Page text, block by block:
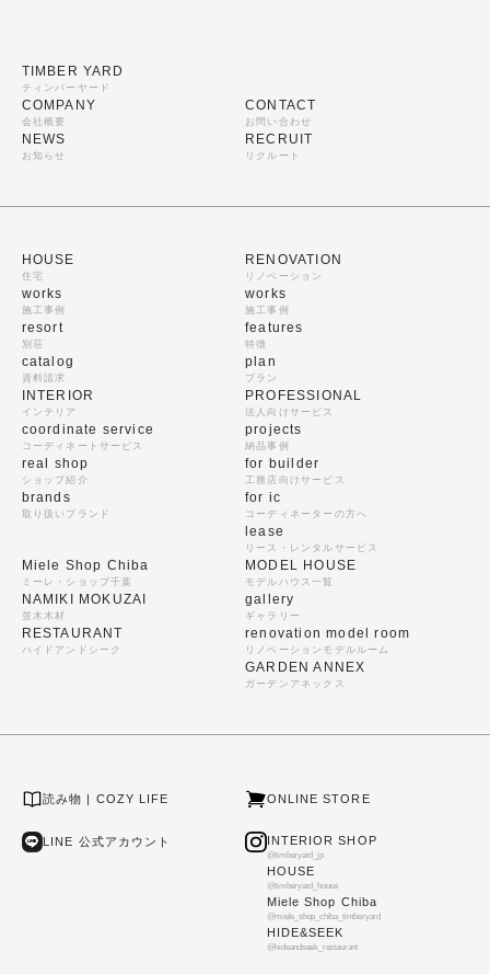
TIMBER YARD
ティンバーヤード
COMPANY
会社概要
NEWS
お知らせ
CONTACT
お問い合わせ
RECRUIT
リクルート
HOUSE
住宅
works
施工事例
resort
別荘
catalog
資料請求
RENOVATION
リノベーション
works
施工事例
features
特徴
plan
プラン
INTERIOR
インテリア
coordinate service
コーディネートサービス
real shop
ショップ紹介
brands
取り扱いブランド
PROFESSIONAL
法人向けサービス
projects
納品事例
for builder
工務店向けサービス
for ic
コーディネーターの方へ
lease
リース・レンタルサービス
Miele Shop Chiba
ミーレ・ショップ千葉
NAMIKI MOKUZAI
並木木材
RESTAURANT
ハイドアンドシーク
MODEL HOUSE
モデルハウス一覧
gallery
ギャラリー
renovation model room
リノベーションモデルルーム
GARDEN ANNEX
ガーデンアネックス
読み物 | COZY LIFE ONLINE STORE
LINE 公式アカウント INTERIOR SHOP
@timberyard_jp
HOUSE
@timberyard_house
Miele Shop Chiba
@miele_shop_chiba_timberyard
HIDE&SEEK
@hideandseek_restaurant